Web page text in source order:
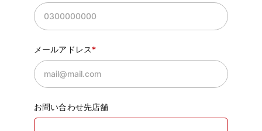
メールアドレス
お問い合わせ先店舗